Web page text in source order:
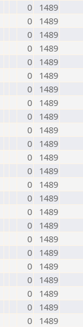
0
1489
0
1489
0
1489
0
1489
0
1489
0
1489
0
1489
0
1489
0
1489
0
1489
0
1489
0
1489
0
1489
0
1489
0
1489
0
1489
0
1489
0
1489
0
1489
0
1489
0
1489
0
1489
0
1489
0
1489